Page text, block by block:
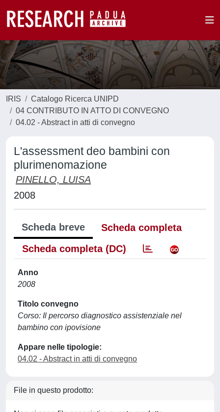
IRIS
Catalogo Ricerca UNIPD
04 CONTRIBUTO IN ATTO DI CONVEGNO
04.02 - Abstract in atti di convegno
L'assessment deo bambini con
plurimenomazione
PINELLO, LUISA
2008
Scheda breve
Scheda completa
Scheda completa (DC)
Anno
2008
Titolo convegno
Corso: Il percorso diagnostico assistenziale nel
bambino con ipovisione
Appare nelle tipologie:
04.02 - Abstract in atti di convegno
File in questo prodotto: